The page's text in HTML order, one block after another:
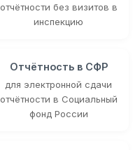
отчётности без визитов в
инспекцию
Отчётность в СФР
для электронной сдачи
отчётности в Социальный
фонд России